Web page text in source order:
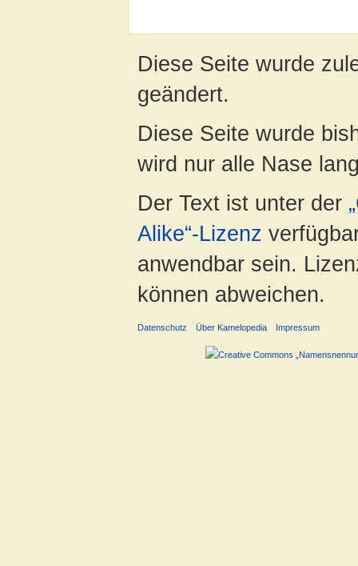
Diese Seite wurde
geändert.
Diese Seite wurde
wird nur alle Nase
Der Text ist unter der
Alike“-Lizenz
anwendbar sein.
können abweichen.
Datenschutz Über Kamelopedia Impressum